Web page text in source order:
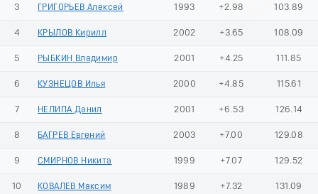
3 ГРИГОРЬЕВ Алексей 1993 +2.98 103.89
4 КРЫЛОВ Кирилл 2002 +3.65 108.09
5 РЫБКИН Владимир 2001 +4.25 111.85
6 КУЗНЕЦОВ Илья 2000 +4.85 115.61
7 НЕЛИПА Данил 2001 +6.53 126.14
8 БАГРЕВ Евгений 2003 +7.00 129.08
9 СМИРНОВ Никита 1999 +7.07 129.52
10 КОВАЛЕВ Максим 1989 +7.32 131.09